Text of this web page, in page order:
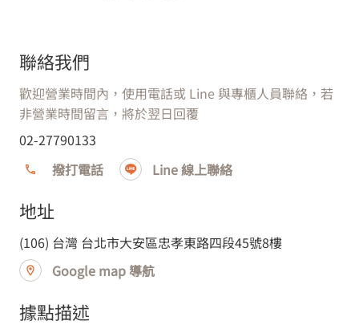
(106) 台灣 台北市大安區忠孝東路三段300號8樓
洲際
台中市
聯絡我們
歡迎營業時間內，使用電話或 Line 與專櫃人員聯絡，若
非營業時間留言，將於翌日回覆
02-27790133
撥打電話
Line 線上聯絡
地址
(106) 台灣 台北市大安區忠孝東路四段45號8樓
Google map 導航
據點描述